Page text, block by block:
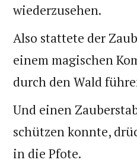
wiederzusehen.
Also stattete der
einem magischen
durch den Wald
Und einen
schützen konnte,
in die Pfote.